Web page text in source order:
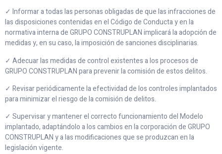
✓ Informar a todas las personas obligadas de que las infracciones de
las disposiciones contenidas en el Código de Conducta y en la
normativa interna de GRUPO CONSTRUPLAN implicará la adopción de
medidas y, en su caso, la imposición de sanciones disciplinarias.
✓ Adecuar las medidas de control existentes a los procesos de
GRUPO CONSTRUPLAN para prevenir la comisión de estos delitos.
✓ Revisar periódicamente la efectividad de los controles implantados
para minimizar el riesgo de la comisión de delitos.
✓ Supervisar y mantener el correcto funcionamiento del Modelo
implantado, adaptándolo a los cambios en la corporación de GRUPO
CONSTRUPLAN y a las modificaciones que se produzcan en la
legislación vigente.